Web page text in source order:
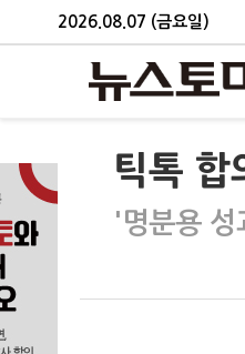
2026.08.07 (금요일)
틱톡
'명분용